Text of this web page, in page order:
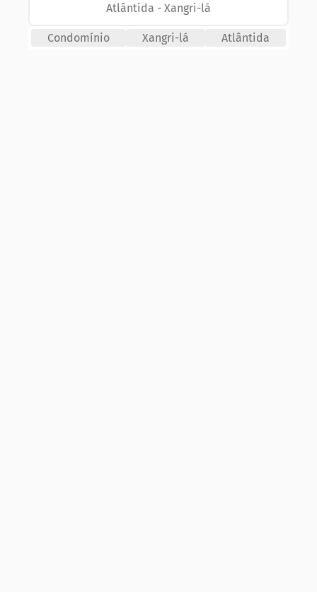
Atlântida - Xangri-lá
Condomínio Xangri-lá Atlântida